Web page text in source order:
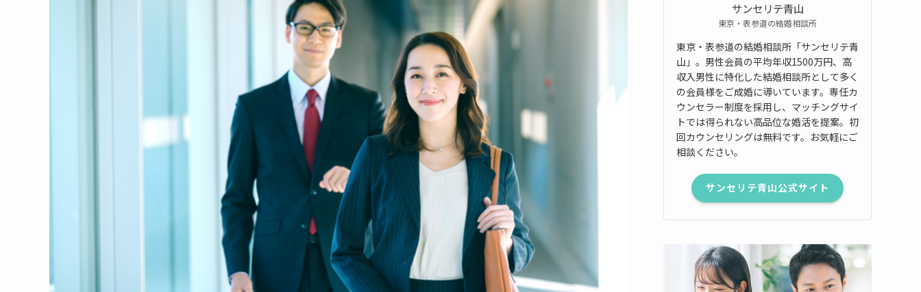
サンセリテ青山
東京・表参道の結婚相談所
東京・表参道の結婚相談所「サンセリテ青
山」。男性会員の平均年収1500万円、高
収入男性に特化した結婚相談所として多く
の会員様をご成婚に導いています。専任カ
ウンセラー制度を採用し、マッチングサイ
トでは得られない高品位な婚活を提案。初
回カウンセリングは無料です。お気軽にご
相談ください。
サンセリテ青山公式サイト